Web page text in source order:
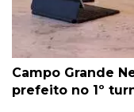
Campo Grande
prefeito no 1º